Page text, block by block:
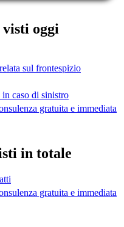
oggi
sul frontespizio
caso di sinistro
gratuita e immediata
in totale
gratuita e immediata